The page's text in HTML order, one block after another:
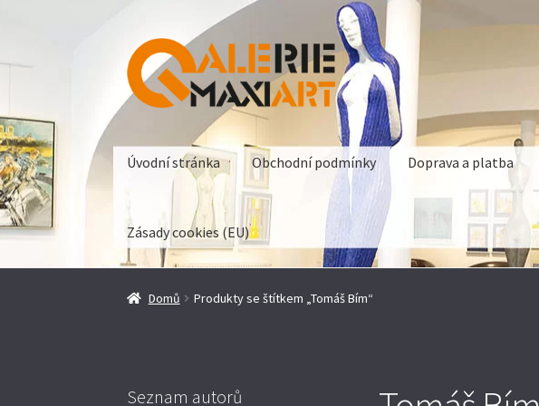
Přeskočit
na
navigaci
Přejít
k
obsahu
Úvodní stránka Obchodní podmínky Doprava a platba
Zásady cookies (EU)
Domů Produkty se štítkem „Tomáš Bím“
Seznam autorů